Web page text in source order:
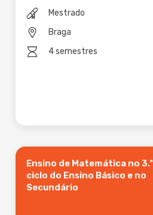
Mestrado
Braga
4 semestres
Ensino de Matemática no 3.º
ciclo do Ensino Básico e no
Secundário